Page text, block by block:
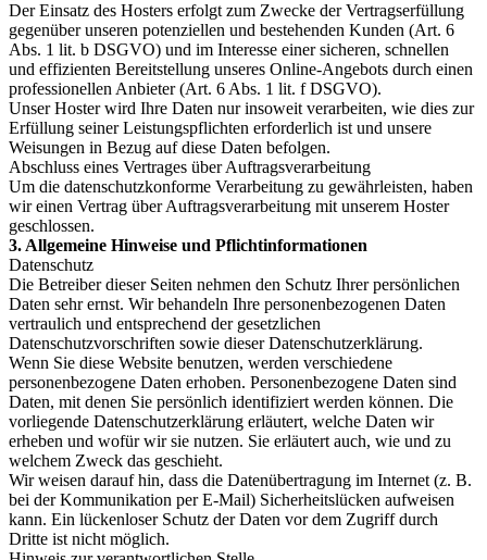
Der Einsatz des Hosters erfolgt zum Zwecke der Vertragserfüllung
gegenüber unseren potenziellen und bestehenden Kunden (Art. 6
Abs. 1 lit. b DSGVO) und im Interesse einer sicheren, schnellen
und effizienten Bereitstellung unseres Online-Angebots durch einen
professionellen Anbieter (Art. 6 Abs. 1 lit. f DSGVO).
Unser Hoster wird Ihre Daten nur insoweit verarbeiten, wie dies zur
Erfüllung seiner Leistungspflichten erforderlich ist und unsere
Weisungen in Bezug auf diese Daten befolgen.
Abschluss eines Vertrages über Auftragsverarbeitung
Um die datenschutzkonforme Verarbeitung zu gewährleisten, haben
wir einen Vertrag über Auftragsverarbeitung mit unserem Hoster
geschlossen.
3. Allgemeine Hinweise und Pflichtinformationen
Datenschutz
Die Betreiber dieser Seiten nehmen den Schutz Ihrer persönlichen
Daten sehr ernst. Wir behandeln Ihre personenbezogenen Daten
vertraulich und entsprechend der gesetzlichen
Datenschutzvorschriften sowie dieser Datenschutzerklärung.
Wenn Sie diese Website benutzen, werden verschiedene
personenbezogene Daten erhoben. Personenbezogene Daten sind
Daten, mit denen Sie persönlich identifiziert werden können. Die
vorliegende Datenschutzerklärung erläutert, welche Daten wir
erheben und wofür wir sie nutzen. Sie erläutert auch, wie und zu
welchem Zweck das geschieht.
Wir weisen darauf hin, dass die Datenübertragung im Internet (z. B.
bei der Kommunikation per E-Mail) Sicherheitslücken aufweisen
kann. Ein lückenloser Schutz der Daten vor dem Zugriff durch
Dritte ist nicht möglich.